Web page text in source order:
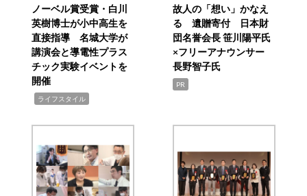
ノーベル賞受賞・白川
英樹博士が小中高生を
直接指導 名城大学が
講演会と導電性プラス
チック実験イベントを
開催
ライフスタイル
故人の「想い」かなえ
る 遺贈寄付 日本財
団名誉会長 笹川陽平氏
×フリーアナウンサー
長野智子氏
PR